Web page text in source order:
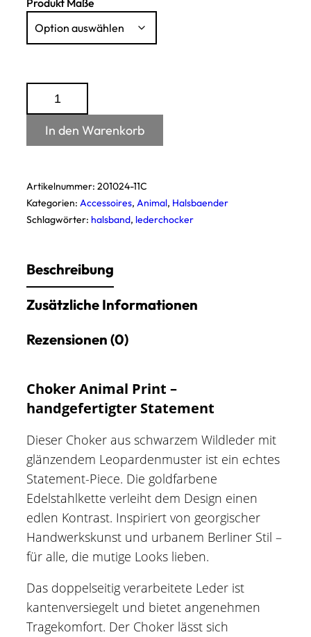
Leder-
Choker
Animal
Menge
In den Warenkorb
Artikelnummer: 201024-11C
Kategorien: Accessoires, Animal, Halsbaender
Schlagwörter: halsband, lederchocker
Beschreibung
Zusätzliche Informationen
Rezensionen (0)
Choker Animal Print –
handgefertigter Statement
Dieser Choker aus schwarzem Wildleder mit
glänzendem Leopardenmuster ist ein echtes
Statement-Piece. Die goldfarbene
Edelstahlkette verleiht dem Design einen
edlen Kontrast. Inspiriert von georgischer
Handwerkskunst und urbanem Berliner Stil –
für alle, die mutige Looks lieben.
Das doppelseitig verarbeitete Leder ist
kantenversiegelt und bietet angenehmen
Tragekomfort. Der Choker lässt sich